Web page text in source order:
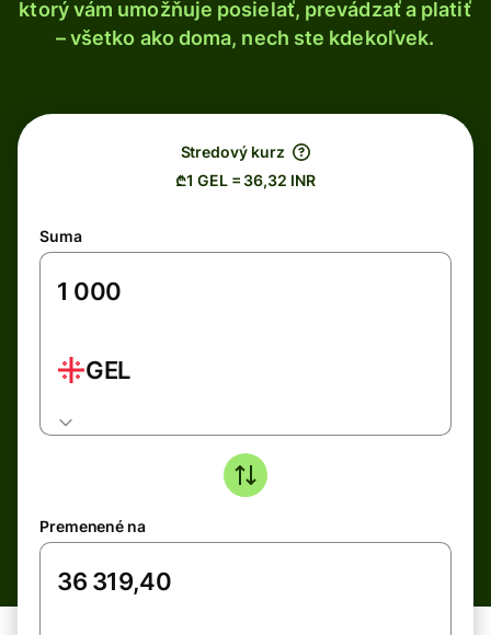
ktorý vám umožňuje posielať, prevádzať a platiť
– všetko ako doma, nech ste kdekoľvek.
Stredový kurz
₾1 GEL = 36,32 INR
Suma
GEL
Premenené na